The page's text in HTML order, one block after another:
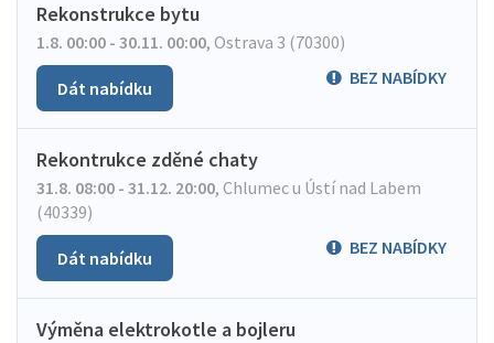
Rekonstrukce bytu
1.8. 00:00 - 30.11. 00:00, Ostrava 3 (70300)
BEZ NABÍDKY
Dát nabídku
Rekontrukce zděné chaty
31.8. 08:00 - 31.12. 20:00, Chlumec u Ústí nad Labem
(40339)
BEZ NABÍDKY
Dát nabídku
Výměna elektrokotle a bojleru